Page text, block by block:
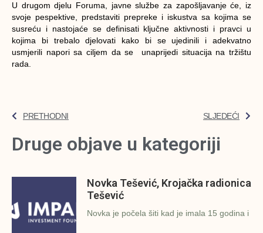
U drugom djelu Foruma, javne službe za zapošljavanje će, iz
svoje pespektive, predstaviti prepreke i iskustva sa kojima se
susreću i nastojaće se definisati ključne aktivnosti i pravci u
kojima bi trebalo djelovati kako bi se ujedinili i adekvatno
usmjerili napori sa ciljem da se unaprijedi situacija na tržištu
rada.
PRETHODNI SLJEDEĆI
Druge objave u kategoriji
Novka Tešević, Krojačka radionica
Tešević
Novka je počela šiti kad je imala 15 godina i